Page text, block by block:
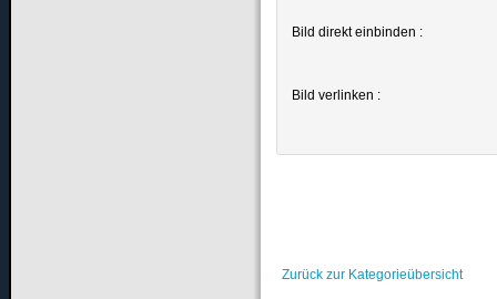
Bild direkt einbinden :
Bild verlinken :
Zurück zur Kategorieübersicht